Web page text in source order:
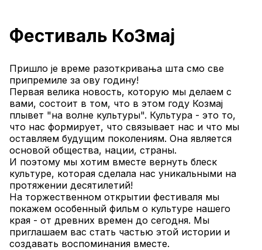
Фестиваль КоЗмај
Пришло је време разоткривања шта смо све
припремиле за ову годину!
Первая велика новость, которую мы делаем с
вами, состоит в том, что в этом году Козмај
плывет "на волне культуры". Культура - это то,
что нас формирует, что связывает нас и что мы
оставляем будущим поколениям. Она является
основой общества, нации, страны.
И поэтому мы хотим вместе вернуть блеск
культуре, которая сделала нас уникальными на
протяжении десятилетий!
На торжественном открытии фестиваля мы
покажем особенный фильм о культуре нашего
края - от древних времен до сегодня. Мы
приглашаем вас стать частью этой истории и
создавать воспоминания вместе.